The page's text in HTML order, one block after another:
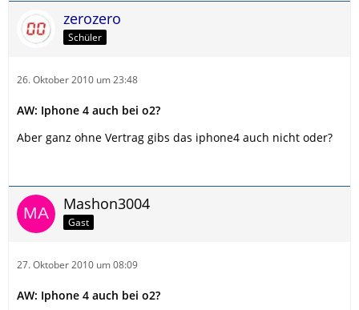
zerozero
Schüler
26. Oktober 2010 um 23:48
AW: Iphone 4 auch bei o2?
Aber ganz ohne Vertrag gibs das iphone4 auch nicht oder?
Mashon3004
Gast
27. Oktober 2010 um 08:09
AW: Iphone 4 auch bei o2?